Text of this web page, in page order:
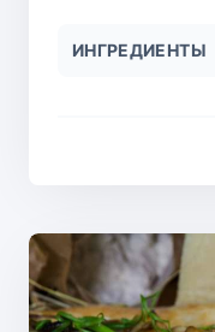
ИНГРЕДИЕНТЫ